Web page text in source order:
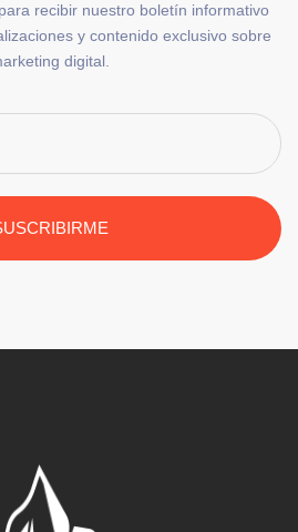
recibir nuestro boletín informativo
y contenido exclusivo sobre
digital.